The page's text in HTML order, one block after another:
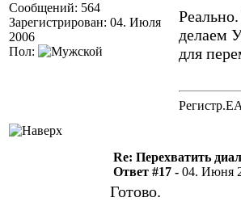
Сообщений: 564
Зарегистрирован: 04. Июля
2006
Пол:
делаем
для
Re: Перехватить
Ответ #17 - 04. Июня
Готово.